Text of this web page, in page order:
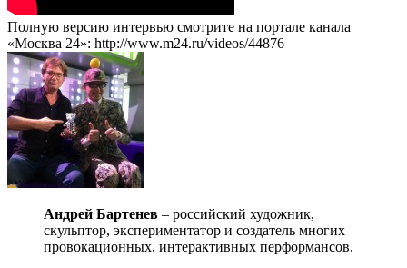
Полную версию интервью смотрите на портале канала
«Москва 24»: http://www.m24.ru/videos/44876
Андрей Бартенев – российский художник,
скульптор, экспериментатор и создатель многих
провокационных, интерактивных перформансов.